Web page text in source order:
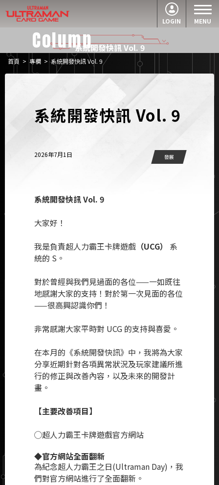
MENU
LOGIN
Column系統開發快訊 Vol. 9
首頁 > 專欄 >系統開發快訊 Vol. 9
系統開發快訊 Vol. 9
2026年7月1日 發展
系統開發快訊 Vol. 9
大家好！
我是負責超人力霸王卡牌遊戲 （UCG）
系
統的 S。
對於曾經與我們見過面的各位——一如既往
地感謝大家的支持！對於第一次見面的各位
——很高興認識你們！
非常感謝大家平時對 UCG 的支持與喜愛。
在本月的《系統開發快訊》中，我將為大家
分享近期針對各項異常狀況及玩家建議所進
行的修正與改善內容，以及未來的開發計
畫。
【主要改善項目】
◯超人力霸王卡牌遊戲官方網站
◆官方網站全面翻新
為紀念超人力霸王之日(Ultraman Day)，我
們對官方網站進行了全面翻新。